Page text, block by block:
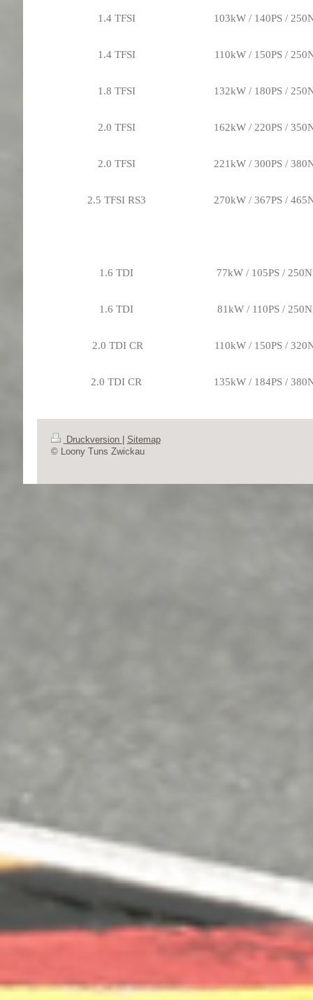
1.4 TFSI 103kW / 140PS /
1.4 TFSI 110kW / 150PS /
1.8 TFSI 132kW / 180PS /
2.0 TFSI 162kW / 220PS /
2.0 TFSI 221kW / 300PS /
2.5 TFSI RS3 270kW / 367PS /
1.6 TDI 77kW / 105PS /
1.6 TDI 81kW / 110PS /
2.0 TDI CR 110kW / 150PS /
2.0 TDI CR 135kW / 184PS /
Druckversion
Sitemap
© Loony Tuns Zwickau